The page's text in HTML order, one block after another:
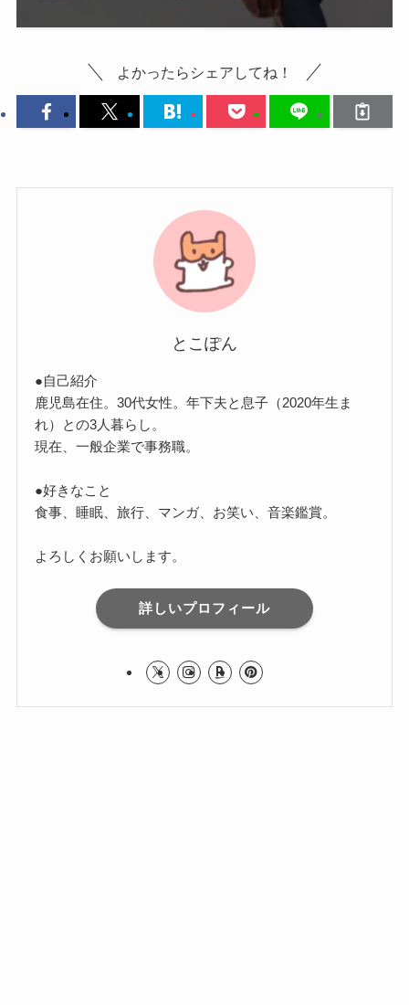
よかったらシェアしてね！
とこぽん
●自己紹介
鹿児島在住。30代女性。年下夫と息子（2020年生ま
れ）との3人暮らし。
現在、一般企業で事務職。
●好きなこと
食事、睡眠、旅行、マンガ、お笑い、音楽鑑賞。
よろしくお願いします。
詳しいプロフィール